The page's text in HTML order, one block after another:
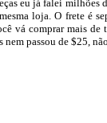
eu já falei milhões
loja. O frete é
vá comprar mais de
nem passou de $25,